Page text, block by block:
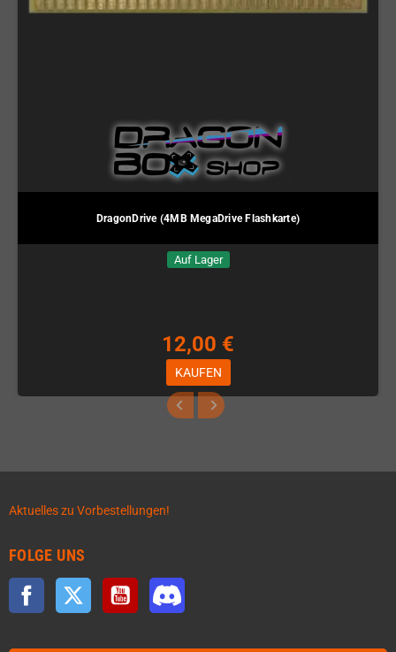
DragonDrive (4MB MegaDrive Flashkarte)
Auf Lager
12,00 €
KAUFEN
Aktuelles zu Vorbestellungen!
FOLGE UNS
Facebook Twitter YouTube